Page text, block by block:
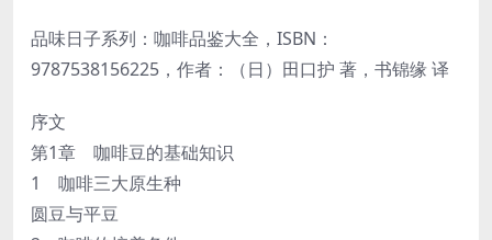
品味日子系列：咖啡品鉴大全，ISBN：
9787538156225，作者：（日）田口护 著，书锦缘 译
序文
第1章 咖啡豆的基础知识
1 咖啡三大原生种
圆豆与平豆